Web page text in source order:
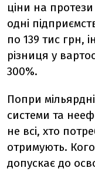
ціни на
одні
по 139 тис грн,
різниця у
300%.
Попри
системи та
не всі, хто
отримують.
допускає до